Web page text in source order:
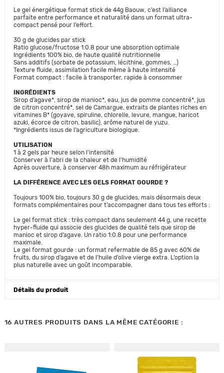
Le gel énergétique format stick de 44g Baouw, c’est l’alliance
parfaite entre performance et naturalité dans un format ultra-
compact pensé pour l’effort.
30 g de glucides par stick
Ratio glucose/fructose 1:0.8 pour une absorption optimale
Ingrédients 100% bio, de haute qualité nutritionnelle
Sans additifs (sorbate de potassium, lécithine, gommes, …)
Texture fluide, assimilation facile même à haute intensité
Format compact : facile à transporter, rapide à consommer
INGRÉDIENTS
Sirop d’agave*, sirop de manioc*, eau, jus de pomme concentré*, jus
de citron concentré*, sel de Camargue, extraits de plantes riches en
vitamines B* (goyave, spiruline, chlorelle, levure, mangue, haricot
azuki, écorce de citron, basilic), arôme naturel de yuzu.
*Ingrédients issus de l’agriculture biologique.
UTILISATION
1 à 2 gels par heure selon l'intensité
Conserver à l'abri de la chaleur et de l'humidité
Après ouverture, à conserver 48h maximum au réfrigérateur
LA DIFFÉRENCE AVEC LES GELS FORMAT GOURDE ?
Toujours 100% bio, toujours 30 g de glucides, mais désormais deux
formats complémentaires pour t’accompagner dans tous tes efforts :
Le gel format stick : très compact dans seulement 44 g, une recette
hyper-fluide qui associe des glucides de qualité tels que sirop de
manioc et sirop d’agave. Un ratio 1:0.8 pour une performance
maximale.
Le gel format gourde : un format refermable de 85 g avec 60% de
fruits, du sirop d’agave et de l’huile d’olive vierge extra. L’option la
plus naturelle avec un goût incomparable.
Détails du produit
16 AUTRES PRODUITS DANS LA MÊME CATÉGORIE :